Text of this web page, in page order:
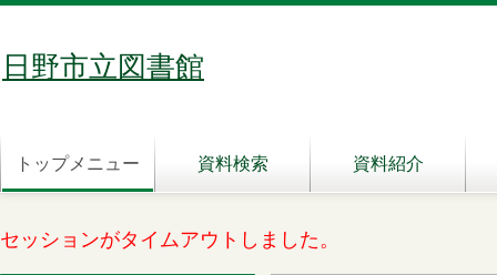
日野市立図書館
トップメニュー 資料検索 資料紹介
セッションがタイムアウトしました。